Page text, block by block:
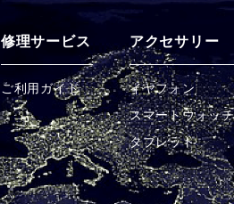
修理サービス
ご利用ガイド
アクセサリー
イヤフォン
スマートウォッチ
タブレット